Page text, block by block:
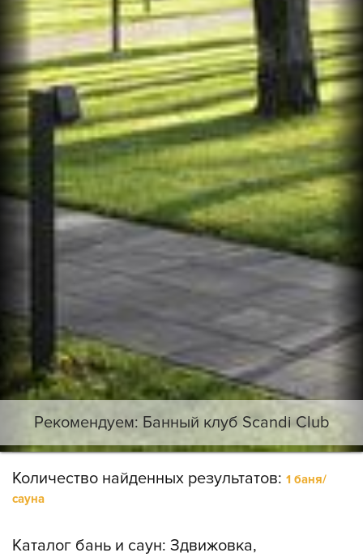
Рекомендуем: Банный клуб Scandi Club
Количество найденных результатов: 1 баня/
сауна
Каталог бань и саун: Здвижовка,